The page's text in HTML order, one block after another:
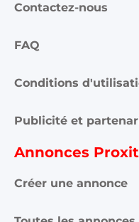
Contactez-nous
FAQ
Conditions
Publicité et
Annonces
Créer une annonce